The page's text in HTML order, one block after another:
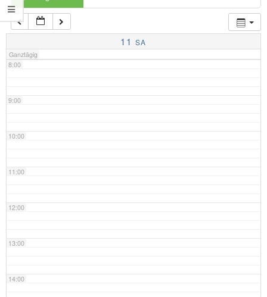
11 SA
Ganztägig
7:00
8:00
9:00
10:00
11:00
12:00
13:00
14:00